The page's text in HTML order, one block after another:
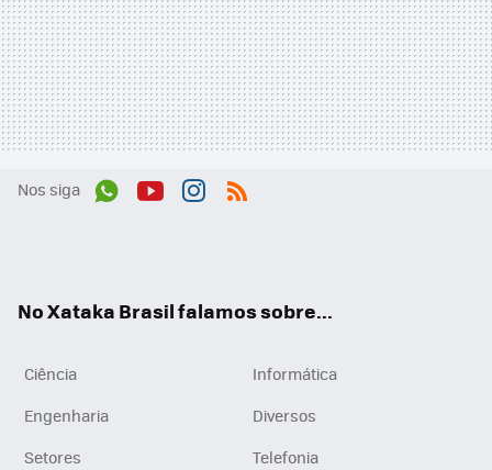
Nos siga
No Xataka Brasil falamos sobre...
Ciência
Informática
Engenharia
Diversos
Setores
Telefonia